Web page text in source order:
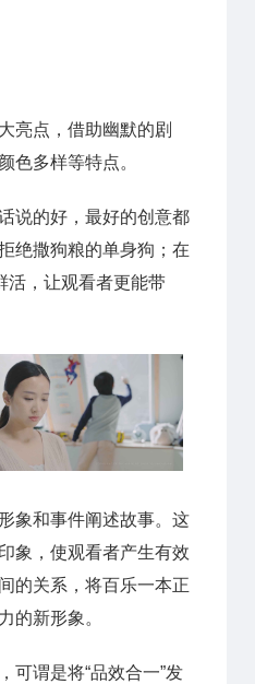
亮点，借助幽默的剧
色多样等特点。
说的好，最好的创意都
绝撒狗粮的单身狗；在
活，让观看者更能带
象和事件阐述故事。这
象，使观看者产生有效
的关系，将百乐一本正
的新形象。
可谓是将“品效合一”发